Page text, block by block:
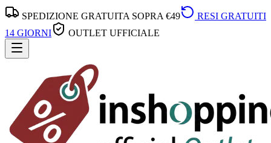
SPEDIZIONE GRATUITA SOPRA €49
RESI GRATUITI
14 GIORNI
OUTLET UFFICIALE